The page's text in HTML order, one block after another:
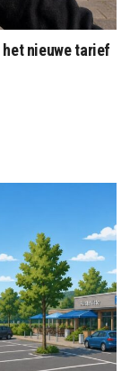
nieuwe tarief